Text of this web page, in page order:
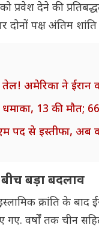
प्रवेश देने की
दोनों पक्ष अंतिम
अमेरिका ने ईरान
13 की मौत;
पद से इस्तीफा, अब
बड़ा बदलाव
क्रांति के
गए. वर्षों तक चीन